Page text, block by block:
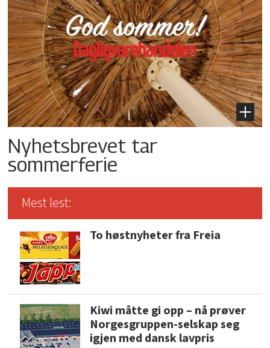
Nyhetsbrevet tar
sommerferie
Mest lest:
To høstnyheter fra Freia
Kiwi måtte gi opp – nå prøver
Norgesgruppen-selskap seg
igjen med dansk lavpris